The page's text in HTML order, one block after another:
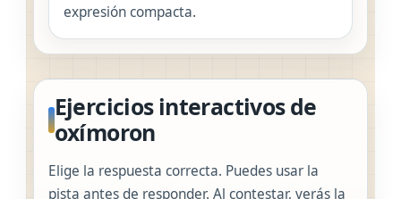
expresión compacta.
Ejercicios interactivos de
oxímoron
Elige la respuesta correcta. Puedes usar la
pista antes de responder. Al contestar, verás la